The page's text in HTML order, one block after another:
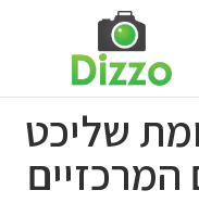
שליכט